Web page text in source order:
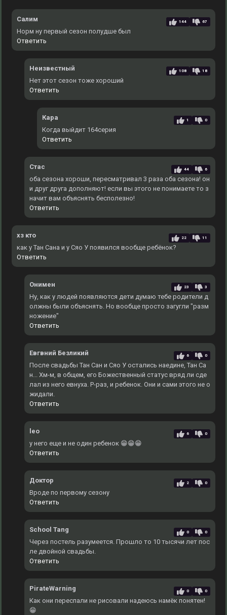
Салим 144 67
Норм ну первый сезон полудше был
Ответить
Неизвестный 108 18
Нет этот сезон тоже хороший
Ответить
Кара 1 0
Когда выйдит 164серия
Ответить
Стас 44 6
оба сезона хороши, пересматривал 3 раза оба сезона! он
и друг друга дополняют! если вы этого не понимаете то з
начит вам объяснять бесполезно!
Ответить
хз кто 22 11
как у Тан Сана и у Сяо У появился вообще ребёнок?
Ответить
Онимен 23 3
Ну, как у людей появляются дети думаю тебе родители д
олжны были объяснять. Но вообще просто загугли "разм
ножение"
Ответить
Евгвний Безликий 6 0
После свадьбы Тан Сан и Сяо У остались наедине, Тан Са
н... Хм-м, в общем, его Божественный статус вряд ли сде
лал из него евнуха. Р-раз, и ребенок. Они и сами этого не о
жидали.
Ответить
leo 6 0
у него еще и не один ребенок 😁😁😁
Ответить
Доктор 2 0
Вроде по первому сезону
Ответить
School Tang 0 0
Через постель разумеется. Прошло то 10 тысячи лет пос
ле двойной свадьбы.
Ответить
PirateWarning 0 0
Как они переспали не рисовали надеюсь намёк понятен!
😁